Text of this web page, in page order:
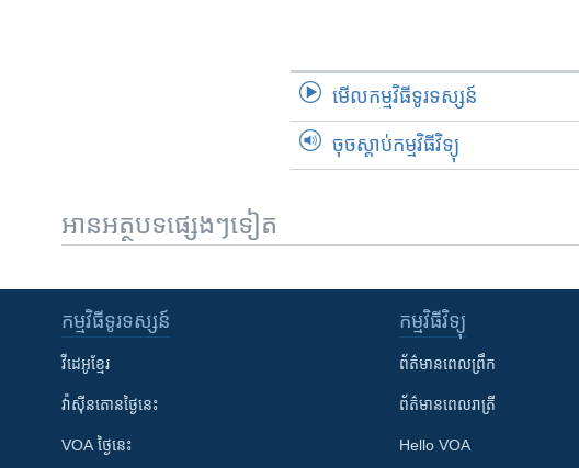
មើល​កម្មវិធី​ទូរទស្សន៍
ចុចស្តាប់កម្មវិធីវិទ្យុ
អានអត្ថបទផ្សេងៗទៀត
កម្មវិធី​ទូរទស្សន៍
វីដេអូ​ខ្មែរ
វ៉ាស៊ីនតោន​ថ្ងៃ​នេះ
VOA ថ្ងៃនេះ
កម្មវិធី​វិទ្យុ
ព័ត៌មាន​ពេល​ព្រឹក
ព័ត៌មាន​​ពេល​រាត្រី
Hello VOA